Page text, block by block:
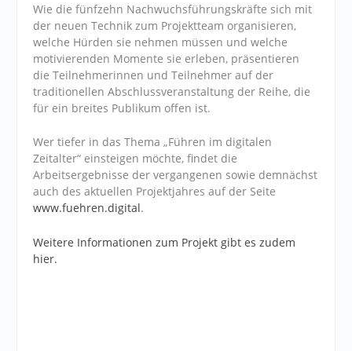
Wie die fünfzehn Nachwuchsführungskräfte sich mit
der neuen Technik zum Projektteam organisieren,
welche Hürden sie nehmen müssen und welche
motivierenden Momente sie erleben, präsentieren
die Teilnehmerinnen und Teilnehmer auf der
traditionellen Abschlussveranstaltung der Reihe, die
für ein breites Publikum offen ist.
Wer tiefer in das Thema „Führen im digitalen
Zeitalter“ einsteigen möchte, findet die
Arbeitsergebnisse der vergangenen sowie demnächst
auch des aktuellen Projektjahres auf der Seite
www.fuehren.digital.
Weitere Informationen zum Projekt gibt es zudem
hier.